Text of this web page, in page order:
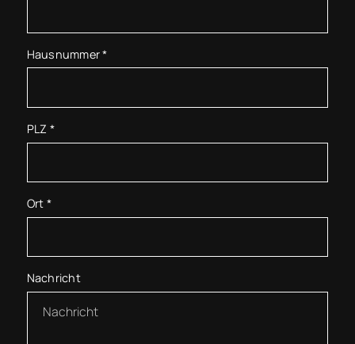
Hausnummer*
PLZ *
Ort *
Nachricht